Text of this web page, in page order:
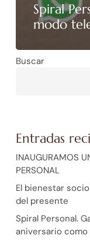
Spiral
modo
Buscar
Entradas
INAUGURAMOS
PERSONAL
El bienestar
del presente
Spiral Personal.
aniversario como